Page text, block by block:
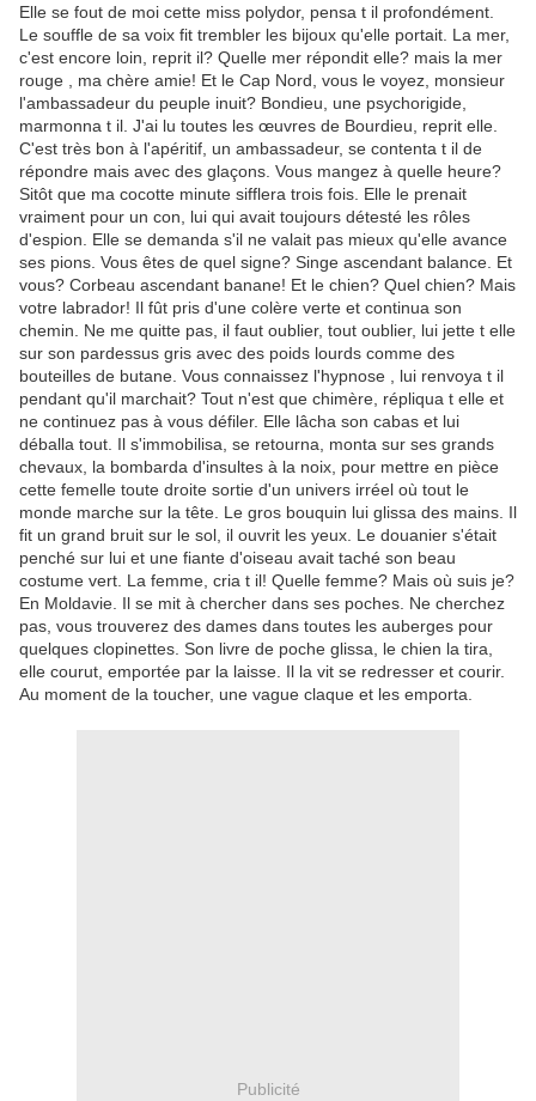
Elle se fout de moi cette miss polydor, pensa t il profondément.
Le souffle de sa voix fit trembler les bijoux qu'elle portait. La mer,
c'est encore loin, reprit il? Quelle mer répondit elle? mais la mer
rouge , ma chère amie! Et le Cap Nord, vous le voyez, monsieur
l'ambassadeur du peuple inuit? Bondieu, une psychorigide,
marmonna t il. J'ai lu toutes les œuvres de Bourdieu, reprit elle.
C'est très bon à l'apéritif, un ambassadeur, se contenta t il de
répondre mais avec des glaçons. Vous mangez à quelle heure?
Sitôt que ma cocotte minute sifflera trois fois. Elle le prenait
vraiment pour un con, lui qui avait toujours détesté les rôles
d'espion. Elle se demanda s'il ne valait pas mieux qu'elle avance
ses pions. Vous êtes de quel signe? Singe ascendant balance. Et
vous? Corbeau ascendant banane! Et le chien? Quel chien? Mais
votre labrador! Il fût pris d'une colère verte et continua son
chemin. Ne me quitte pas, il faut oublier, tout oublier, lui jette t elle
sur son pardessus gris avec des poids lourds comme des
bouteilles de butane. Vous connaissez l'hypnose , lui renvoya t il
pendant qu'il marchait? Tout n'est que chimère, répliqua t elle et
ne continuez pas à vous défiler. Elle lâcha son cabas et lui
déballa tout. Il s'immobilisa, se retourna, monta sur ses grands
chevaux, la bombarda d'insultes à la noix, pour mettre en pièce
cette femelle toute droite sortie d'un univers irréel où tout le
monde marche sur la tête. Le gros bouquin lui glissa des mains. Il
fit un grand bruit sur le sol, il ouvrit les yeux. Le douanier s'était
penché sur lui et une fiante d'oiseau avait taché son beau
costume vert. La femme, cria t il! Quelle femme? Mais où suis je?
En Moldavie. Il se mit à chercher dans ses poches. Ne cherchez
pas, vous trouverez des dames dans toutes les auberges pour
quelques clopinettes. Son livre de poche glissa, le chien la tira,
elle courut, emportée par la laisse. Il la vit se redresser et courir.
Au moment de la toucher, une vague claque et les emporta.
Publicité